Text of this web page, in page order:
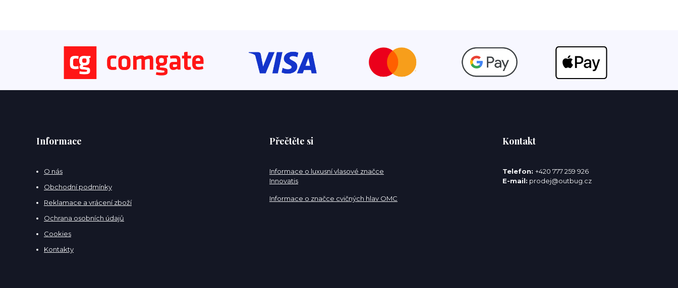
Informace
O nás
Obchodní podmínky
Reklamace a vrácení zboží
Ochrana osobních údajů
Cookies
Kontakty
Přečtěte si
Informace o luxusní vlasové značce
Innovatis
Informace o značce cvičných hlav OMC
Kontakt
Telefon: +420 777 259 926
E-mail: prodej@outbug.cz